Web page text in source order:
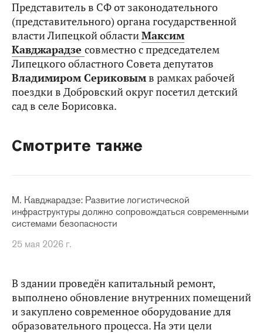
Представитель в СФ от законодательного
(представительного) органа государственной
власти Липецкой областиМаксим
Кавджарадзе совместно с председателем
Липецкого областного Совета депутатов
Владимиром Сериковымв рамках рабочей
поездки в Добровский округ посетил детский
сад в селе Борисовка.
Смотрите также
М. Кавджарадзе: Развитие логистической
инфраструктуры должно сопровождаться современными
системами безопасности
25 мая 2026 г.
В здании проведён капитальный ремонт,
выполнено обновление внутренних помещений
и закуплено современное оборудование для
образовательного процесса. На эти цели